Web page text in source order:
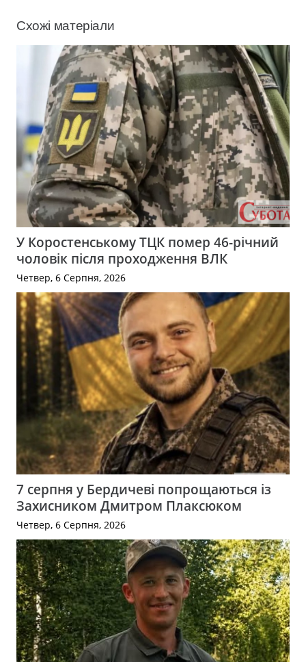
Схожі матеріали
У Коростенському ТЦК помер 46-річний
чоловік після проходження ВЛК
Четвер, 6 Серпня, 2026
7 серпня у Бердичеві попрощаються із
Захисником Дмитром Плаксюком
Четвер, 6 Серпня, 2026